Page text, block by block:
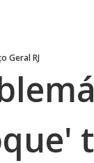
Geral RJ